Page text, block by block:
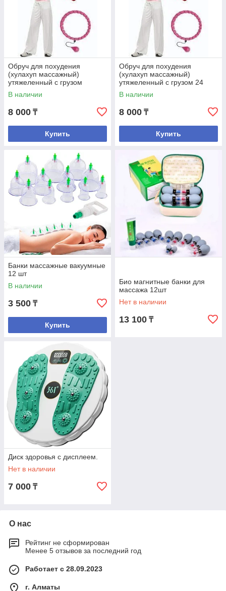
Обруч для похудения
(хулахуп массажный)
утяжеленный с грузом
21секция
В наличии
8 000 ₸
Купить
Обруч для похудения
(хулахуп массажный)
утяжеленный с грузом 24
секции
В наличии
8 000 ₸
Купить
Банки массажные вакуумные
12 шт
В наличии
3 500 ₸
Купить
Био магнитные банки для
массажа 12шт
Нет в наличии
13 100 ₸
Диск здоровья с дисплеем.
Нет в наличии
7 000 ₸
О нас
Рейтинг не сформирован
Менее 5 отзывов за последний год
Работает с 28.09.2023
г. Алматы